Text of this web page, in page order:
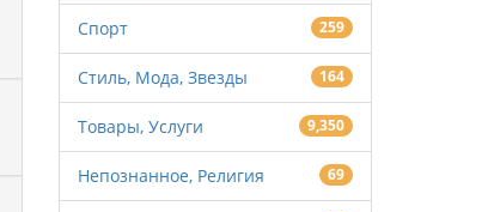
Спорт 259
Стиль, Мода, Звезды 164
Товары, Услуги 9,350
Непознанное, Религия 69